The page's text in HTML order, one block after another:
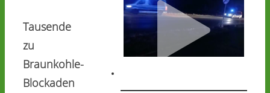
Tausende
zu
Braunkohle-
Blockaden